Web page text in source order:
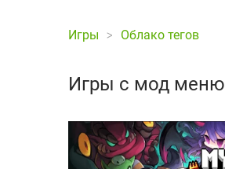
Игры Облако тегов
Игры с мод меню